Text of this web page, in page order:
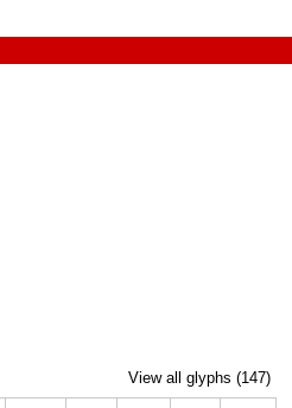
View all glyphs (147)